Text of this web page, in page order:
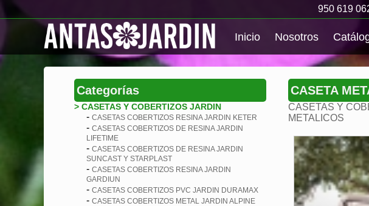
950 619
Inicio Nosotros
Categorías
> CASETAS Y COBERTIZOS JARDIN
- CASETAS COBERTIZOS RESINA JARDIN KETER
- CASETAS COBERTIZOS DE RESINA JARDIN
LIFETIME
- CASETAS COBERTIZOS DE RESINA JARDIN
SUNCAST Y STARPLAST
- CASETAS COBERTIZOS RESINA JARDIN
GARDIUN
- CASETAS COBERTIZOS PVC JARDIN DURAMAX
- CASETAS COBERTIZOS METAL JARDIN ALPINE
CASETA
CASETAS Y
METALICOS